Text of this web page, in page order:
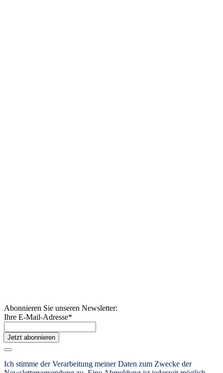
Abonnieren Sie unseren Newsletter:
Ihre E-Mail-Adresse*
Jetzt abonnieren
Ich stimme der Verarbeitung meiner Daten zum Zwecke der